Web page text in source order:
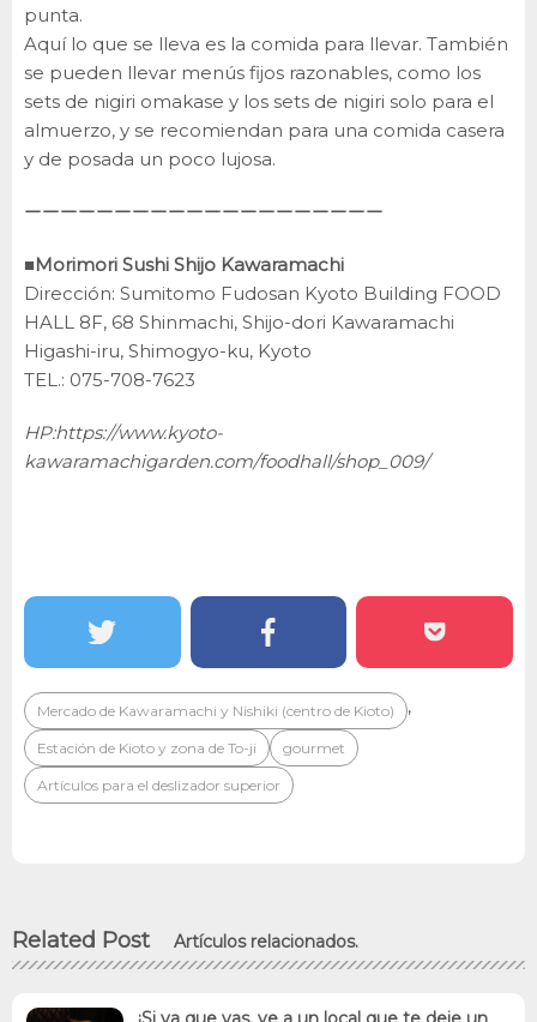
punta.
Aquí lo que se lleva es la comida para llevar. También
se pueden llevar menús fijos razonables, como los
sets de nigiri omakase y los sets de nigiri solo para el
almuerzo, y se recomiendan para una comida casera
y de posada un poco lujosa.
ーーーーーーーーーーーーーーーーーーーー
■Morimori Sushi Shijo Kawaramachi
Dirección: Sumitomo Fudosan Kyoto Building FOOD
HALL 8F, 68 Shinmachi, Shijo-dori Kawaramachi
Higashi-iru, Shimogyo-ku, Kyoto
TEL.: 075-708-7623
HP:https://www.kyoto-
kawaramachigarden.com/foodhall/shop_009/
Mercado de Kawaramachi y Nishiki (centro de Kioto) ,
Estación de Kioto y zona de To-ji gourmet
Artículos para el deslizador superior
Related Post Artículos relacionados.